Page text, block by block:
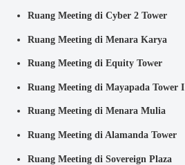
Ruang Meeting di Cyber 2 Tower
Ruang Meeting di Menara Karya
Ruang Meeting di Equity Tower
Ruang Meeting di Mayapada Tower I
Ruang Meeting di Menara Mulia
Ruang Meeting di Alamanda Tower
Ruang Meeting di Sovereign Plaza